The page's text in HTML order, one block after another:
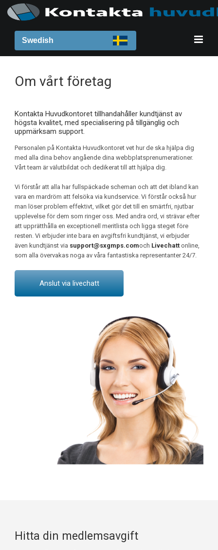
Swedish
Om vårt företag
Kontakta Huvudkontoret tillhandahåller kundtjänst av
högsta kvalitet, med specialisering på tillgänglig och
uppmärksam support.
Personalen på Kontakta Huvudkontoret vet hur de ska hjälpa dig
med alla dina behov angående dina webbplatsprenumerationer.
Vårt team är välutbildat och dedikerat till att hjälpa dig.
Vi förstår att alla har fullspäckade scheman och att det ibland kan
vara en mardröm att felsöka via kundservice. Vi förstår också hur
man löser problem effektivt, vilket gör det till en smärtfri, njutbar
upplevelse för dem som ringer oss. Med andra ord, vi strävar efter
att upprätthålla en exceptionell meritlista och ligga steget före
resten. Vi erbjuder inte bara en avgiftsfri kundtjänst, vi erbjuder
även kundtjänst via support@sxgmps.comoch Livechatt online,
som alla övervakas noga av våra fantastiska representanter 24/7.
Anslut via livechatt
Hitta din medlemsavgift